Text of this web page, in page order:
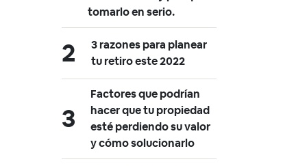
tomarlo en serio.
3 razones para planear
tu retiro este 2022
Factores que podrían
hacer que tu propiedad
esté perdiendo su valor
y cómo solucionarlo